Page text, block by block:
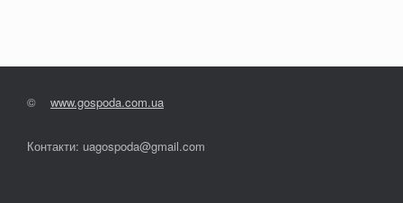
© www.gospoda.com.ua
Контакти: uagospoda@gmail.com